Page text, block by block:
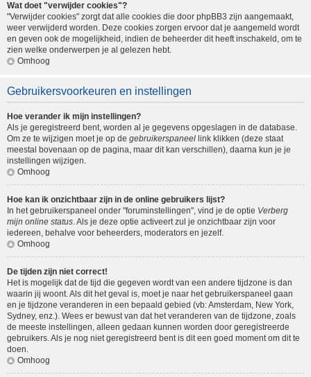
Wat doet "verwijder cookies"?
"Verwijder cookies" zorgt dat alle cookies die door phpBB3 zijn aangemaakt,
weer verwijderd worden. Deze cookies zorgen ervoor dat je aangemeld wordt
en geven ook de mogelijkheid, indien de beheerder dit heeft inschakeld, om te
zien welke onderwerpen je al gelezen hebt.
Omhoog
Gebruikersvoorkeuren en instellingen
Hoe verander ik mijn instellingen?
Als je geregistreerd bent, worden al je gegevens opgeslagen in de database.
Om ze te wijzigen moet je op de gebruikerspaneel link klikken (deze staat
meestal bovenaan op de pagina, maar dit kan verschillen), daarna kun je je
instellingen wijzigen.
Omhoog
Hoe kan ik onzichtbaar zijn in de online gebruikers lijst?
In het gebruikerspaneel onder "foruminstellingen", vind je de optie Verberg
mijn online status. Als je deze optie activeert zul je onzichtbaar zijn voor
iedereen, behalve voor beheerders, moderators en jezelf.
Omhoog
De tijden zijn niet correct!
Het is mogelijk dat de tijd die gegeven wordt van een andere tijdzone is dan
waarin jij woont. Als dit het geval is, moet je naar het gebruikerspaneel gaan
en je tijdzone veranderen in een bepaald gebied (vb: Amsterdam, New York,
Sydney, enz.). Wees er bewust van dat het veranderen van de tijdzone, zoals
de meeste instellingen, alleen gedaan kunnen worden door geregistreerde
gebruikers. Als je nog niet geregistreerd bent is dit een goed moment om dit te
doen.
Omhoog